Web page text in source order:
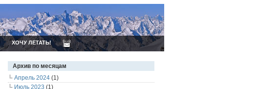
ХОЧУ ЛЕТАТЬ!
Архив по месяцам
Апрель 2024 (1)
Июль 2023 (1)